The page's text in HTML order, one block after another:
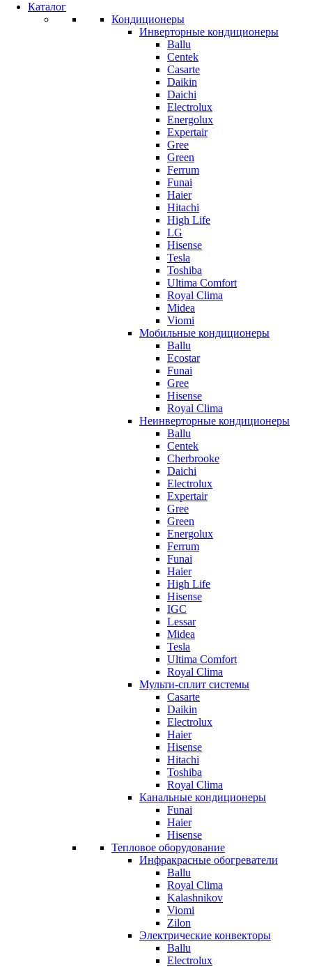
Каталог
Кондиционеры
Инверторные кондиционеры
Ballu
Centek
Casarte
Daikin
Daichi
Electrolux
Energolux
Expertair
Gree
Green
Ferrum
Funai
Haier
Hitachi
High Life
LG
Hisense
Tesla
Toshiba
Ultima Comfort
Royal Clima
Midea
Viomi
Мобильные кондиционеры
Ballu
Ecostar
Funai
Gree
Hisense
Royal Clima
Неинверторные кондиционеры
Ballu
Centek
Cherbrooke
Daichi
Electrolux
Expertair
Gree
Green
Energolux
Ferrum
Funai
Haier
High Life
Hisense
IGC
Lessar
Midea
Tesla
Ultima Comfort
Royal Clima
Мульти-сплит системы
Casarte
Daikin
Electrolux
Haier
Hisense
Hitachi
Toshiba
Royal Clima
Канальные кондиционеры
Funai
Haier
Hisense
Тепловое оборудование
Инфракрасные обогреватели
Ballu
Royal Clima
Kalashnikov
Viomi
Zilon
Электрические конвекторы
Ballu
Electrolux